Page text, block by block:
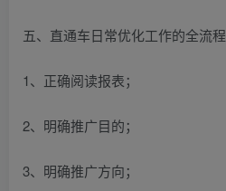
五、直通车日常优化工作的全流程
1、正确阅读报表；
2、明确推广目的；
3、明确推广方向；